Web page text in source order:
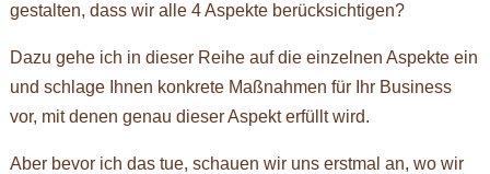
gestalten, dass wir alle 4 Aspekte berücksichtigen?
Dazu gehe ich in dieser Reihe auf die einzelnen Aspekte ein
und schlage Ihnen konkrete Maßnahmen für Ihr Business
vor, mit denen genau dieser Aspekt erfüllt wird.
Aber bevor ich das tue, schauen wir uns erstmal an, wo wir